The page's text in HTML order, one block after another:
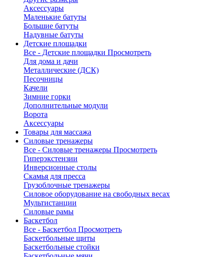
Аксессуары
Маленькие батуты
Большие батуты
Надувные батуты
Детские площадки
Все - Детские площадки Просмотреть
Для дома и дачи
Металлические (ДСК)
Песочницы
Качели
Зимние горки
Дополнительные модули
Ворота
Аксессуары
Товары для массажа
Силовые тренажеры
Все - Силовые тренажеры Просмотреть
Гиперэкстензии
Инверсионные столы
Скамья для пресса
Грузоблочные тренажеры
Силовое оборудование на свободных весах
Мультистанции
Силовые рамы
Баскетбол
Все - Баскетбол Просмотреть
Баскетбольные щиты
Баскетбольные стойки